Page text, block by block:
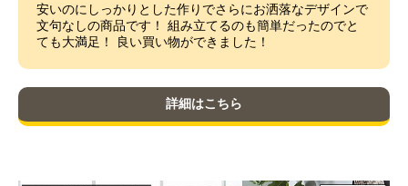
安いのにしっかりとした作りでさらにお洒落なデザインで
文句なしの商品です！ 組み立てるのも簡単だったのでと
ても大満足！ 良い買い物ができました！
詳細はこちら